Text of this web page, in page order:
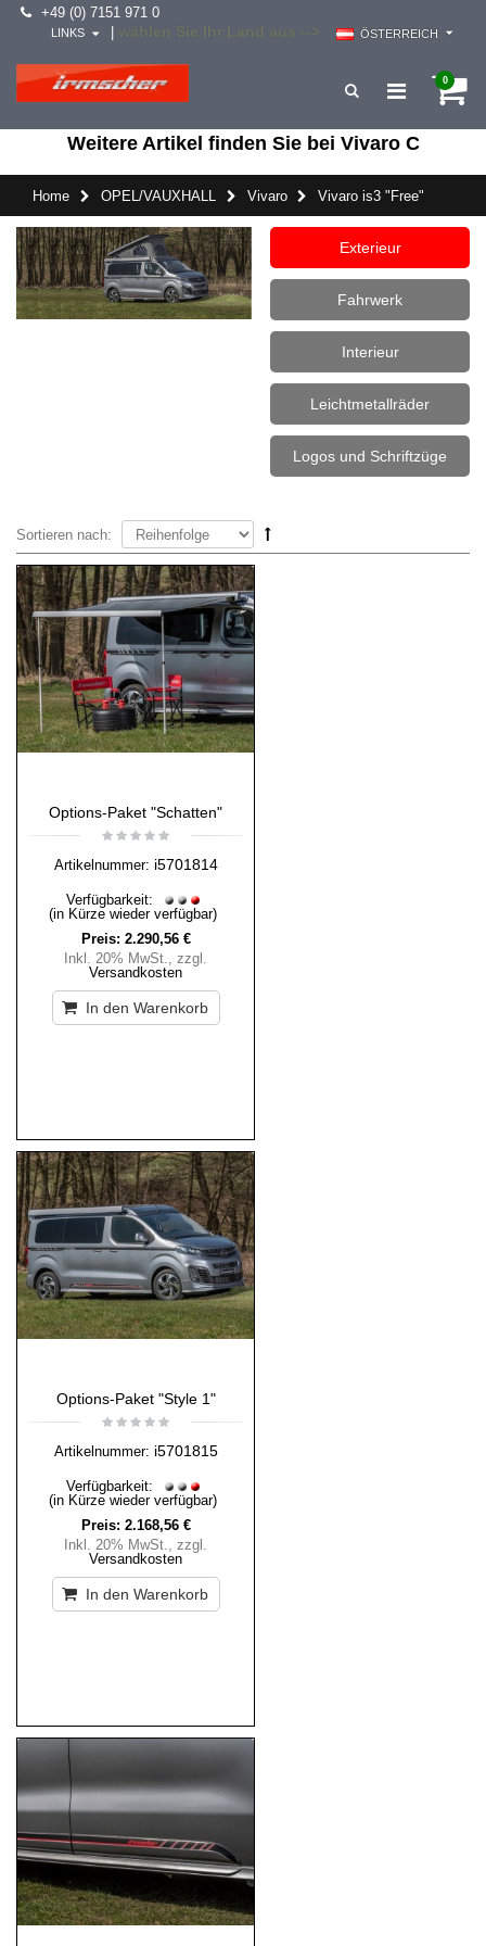
+49 (0) 7151 971 0
ÖSTERREICH
LINKS
0
Weitere Artikel finden Sie bei Vivaro C
Home OPEL/VAUXHALL Vivaro Vivaro is3 "Free"
Exterieur
Fahrwerk
Interieur
Leichtmetallräder
Logos und Schriftzüge
Sortieren nach:
Options-Paket "Schatten"
Artikelnummer: i5701814
Verfügbarkeit:
(in Kürze wieder verfügbar)
Preis: 2.290,56 €
Inkl. 20% MwSt., zzgl.
Versandkosten
In den Warenkorb
Options-Paket "Style 1"
Artikelnummer: i5701815
Verfügbarkeit:
(in Kürze wieder verfügbar)
Preis: 2.168,56 €
Inkl. 20% MwSt., zzgl.
Versandkosten
In den Warenkorb